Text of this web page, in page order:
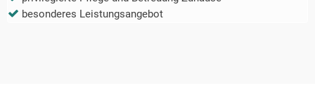
besonderes Leistungsangebot